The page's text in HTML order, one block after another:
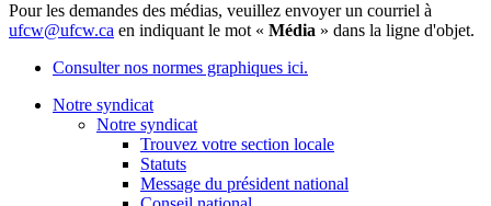
Pour les demandes des médias, veuillez envoyer un courriel à
ufcw@ufcw.ca en indiquant le mot « Média » dans la ligne d'objet.
Consulter nos normes graphiques ici.
Notre syndicat
Notre syndicat
Trouvez votre section locale
Statuts
Message du président national